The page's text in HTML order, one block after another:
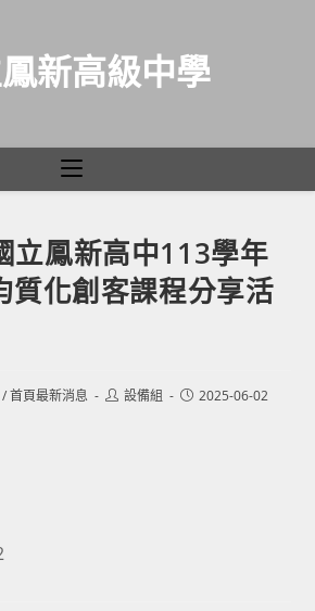
新高級中學
立鳳新高中113學年
質化創客課程分享活
/ 首頁最新消息
Post設備組
Post2025-06-02